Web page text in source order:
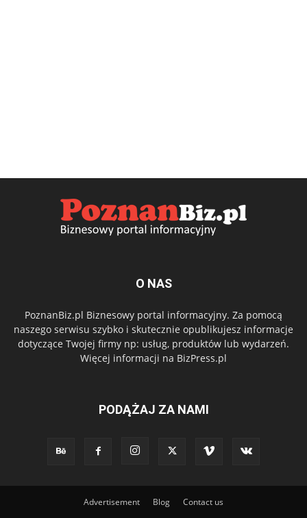
O NAS
PoznanBiz.pl Biznesowy portal informacyjny. Za pomocą
naszego serwisu szybko i skutecznie opublikujesz informacje
dotyczące Twojej firmy np: usług, produktów lub wydarzeń.
Więcej informacji na BizPress.pl
PODĄŻAJ ZA NAMI
Advertisement Blog Contact us